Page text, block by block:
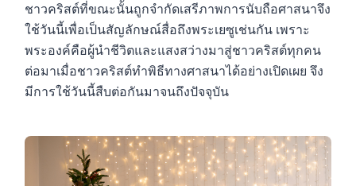
ชาวคริสต์ที่ขณะนั้นถูกจำกัดเสรีภาพการนับถือศาสนาจึง
ใช้วันนี้เพื่อเป็นสัญลักษณ์สื่อถึงพระเยซูเช่นกัน เพราะ
พระองค์คือผู้นำชีวิตและแสงสว่างมาสู่ชาวคริสต์ทุกคน
ต่อมาเมื่อชาวคริสต์ทำพิธีทางศาสนาได้อย่างเปิดเผย จึง
มีการใช้วันนี้สืบต่อกันมาจนถึงปัจจุบัน